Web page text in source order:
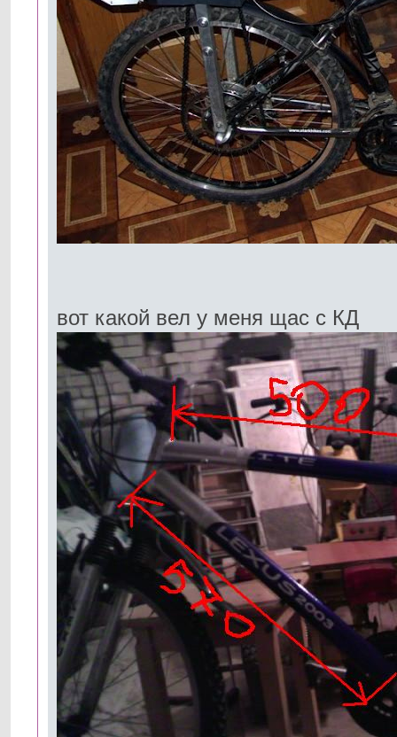
вот какой вел у меня щас с КД